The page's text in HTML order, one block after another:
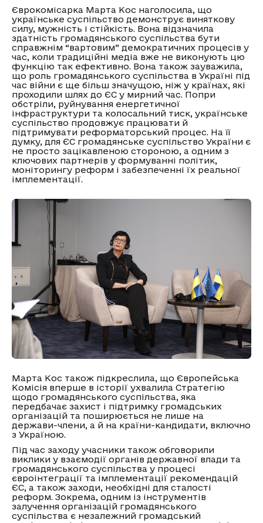
Єврокомісарка Марта Кос наголосила, що
українське суспільство демонструє виняткову
силу, мужність і стійкість. Вона відзначила
здатність громадянського суспільства бути
справжнім “вартовим” демократичних процесів у
час, коли традиційні медіа вже не виконують цю
функцію так ефективно. Вона також зауважила,
що роль громадянського суспільства в Україні під
час війни є ще більш значущою, ніж у країнах, які
проходили шлях до ЄС у мирний час. Попри
обстріли, руйнування енергетичної
інфраструктури та колосальний тиск, українське
суспільство продовжує працювати й
підтримувати реформаторський процес. На її
думку, для ЄС громадянське суспільство України є
не просто зацікавленою стороною, а одним з
ключових партнерів у формуванні політик,
моніторингу реформ і забезпеченні їх реальної
імплементації.
Марта Кос також підкреслила, що Європейська
Комісія вперше в історії ухвалила Стратегію
щодо громадянського суспільства, яка
передбачає захист і підтримку громадських
організацій та поширюється не лише на
держави-члени, а й на країни-кандидати, включно
з Україною.
Під час заходу учасники також обговорили
виклики у взаємодії органів державної влади та
громадянського суспільства у процесі
євроінтеграції та імплементації рекомендацій
ЄС, а також заходи, необхідні для сталості
реформ. Зокрема, одним із інструментів
залучення організацій громадянського
суспільства є незалежний громадський